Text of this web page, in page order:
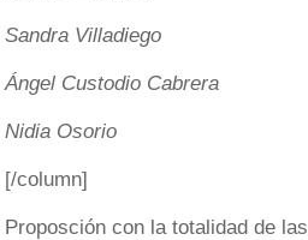
Sandra Villadiego
Ángel Custodio Cabrera
Nidia Osorio
[/column]
Proposción con la totalidad de las